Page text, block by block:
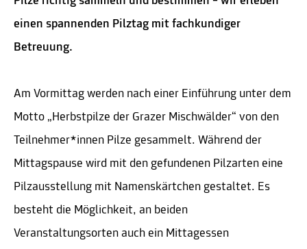
einen spannenden Pilztag mit fachkundiger
Betreuung.
Am Vormittag werden nach einer Einführung unter dem
Motto „Herbstpilze der Grazer Mischwälder“ von den
Teilnehmer*innen Pilze gesammelt. Während der
Mittagspause wird mit den gefundenen Pilzarten eine
Pilzausstellung mit Namenskärtchen gestaltet. Es
besteht die Möglichkeit, an beiden
Veranstaltungsorten auch ein Mittagessen